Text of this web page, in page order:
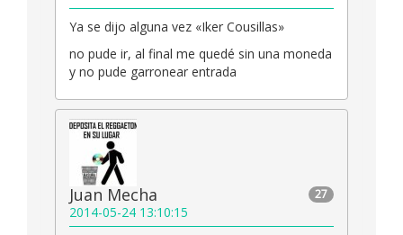
Ya se dijo alguna vez «Iker Cousillas»
no pude ir, al final me quedé sin una moneda
y no pude garronear entrada
27
Juan Mecha
2014-05-24 13:10:15